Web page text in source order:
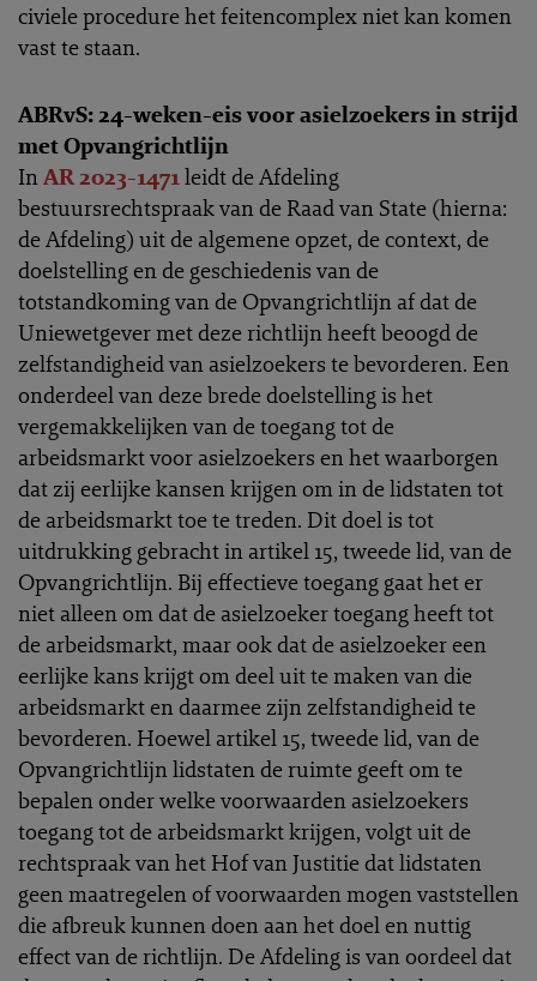
civiele procedure het feitencomplex niet kan komen
vast te staan.
ABRvS: 24-weken-eis voor asielzoekers in strijd
met Opvangrichtlijn
InAR 2023-1471leidt de Afdeling
bestuursrechtspraak van de Raad van State (hierna:
de Afdeling) uit de algemene opzet, de context, de
doelstelling en de geschiedenis van de
totstandkoming van de Opvangrichtlijn af dat de
Uniewetgever met deze richtlijn heeft beoogd de
zelfstandigheid van asielzoekers te bevorderen. Een
onderdeel van deze brede doelstelling is het
vergemakkelijken van de toegang tot de
arbeidsmarkt voor asielzoekers en het waarborgen
dat zij eerlijke kansen krijgen om in de lidstaten tot
de arbeidsmarkt toe te treden. Dit doel is tot
uitdrukking gebracht in artikel 15, tweede lid, van de
Opvangrichtlijn. Bij effectieve toegang gaat het er
niet alleen om dat de asielzoeker toegang heeft tot
de arbeidsmarkt, maar ook dat de asielzoeker een
eerlijke kans krijgt om deel uit te maken van die
arbeidsmarkt en daarmee zijn zelfstandigheid te
bevorderen. Hoewel artikel 15, tweede lid, van de
Opvangrichtlijn lidstaten de ruimte geeft om te
bepalen onder welke voorwaarden asielzoekers
toegang tot de arbeidsmarkt krijgen, volgt uit de
rechtspraak van het Hof van Justitie dat lidstaten
geen maatregelen of voorwaarden mogen vaststellen
die afbreuk kunnen doen aan het doel en nuttig
effect van de richtlijn. De Afdeling is van oordeel dat